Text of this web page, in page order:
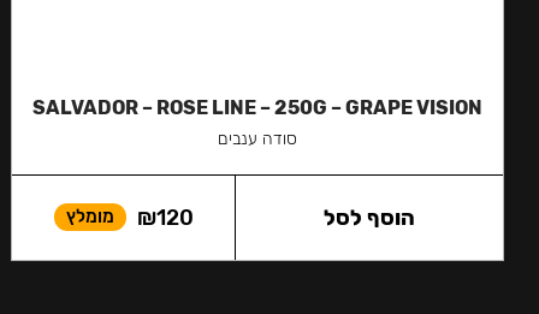
SALVADOR – ROSE LINE – 250G – GRAPE VISION
סודה ענבים
₪120 מומלץ הוסף לסל